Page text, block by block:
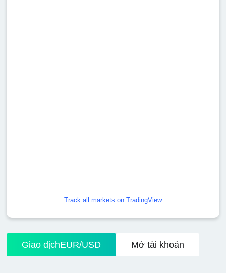
Track all markets on TradingView
Giao dịchEUR/USD Mở tài khoản